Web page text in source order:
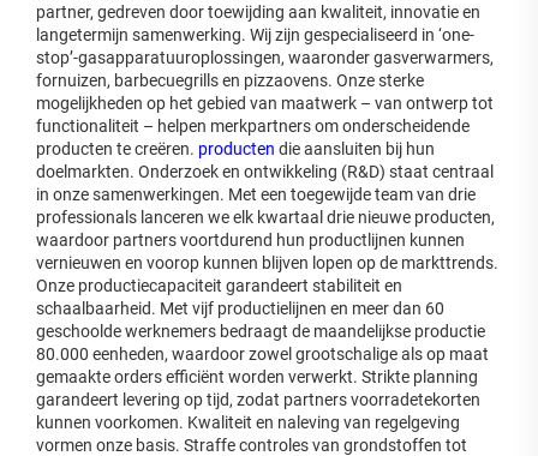
partner, gedreven door toewijding aan kwaliteit, innovatie en
langetermijn samenwerking. Wij zijn gespecialiseerd in ‘one-
stop’-gasapparatuuroplossingen, waaronder gasverwarmers,
fornuizen, barbecuegrills en pizzaovens. Onze sterke
mogelijkheden op het gebied van maatwerk – van ontwerp tot
functionaliteit – helpen merkpartners om onderscheidende
producten te creëren. producten die aansluiten bij hun
doelmarkten. Onderzoek en ontwikkeling (R&D) staat centraal
in onze samenwerkingen. Met een toegewijde team van drie
professionals lanceren we elk kwartaal drie nieuwe producten,
waardoor partners voortdurend hun productlijnen kunnen
vernieuwen en voorop kunnen blijven lopen op de markttrends.
Onze productiecapaciteit garandeert stabiliteit en
schaalbaarheid. Met vijf productielijnen en meer dan 60
geschoolde werknemers bedraagt de maandelijkse productie
80.000 eenheden, waardoor zowel grootschalige als op maat
gemaakte orders efficiënt worden verwerkt. Strikte planning
garandeert levering op tijd, zodat partners voorradetekorten
kunnen voorkomen. Kwaliteit en naleving van regelgeving
vormen onze basis. Straffe controles van grondstoffen tot